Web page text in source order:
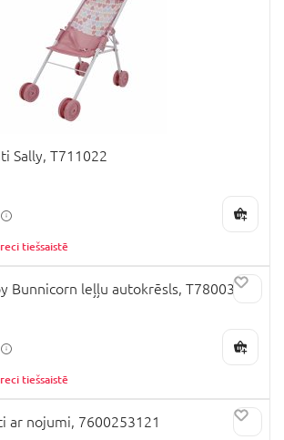
Sally, T711022
tiešsaistē
Bunnicorn leļļu autokrēsls, T780033
tiešsaistē
ar nojumi, 7600253121